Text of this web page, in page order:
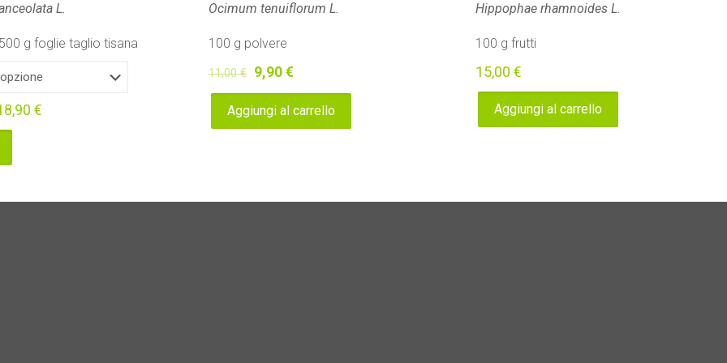
L.
g foglie taglio tisana
€
Ocimum tenuiflorum L.
100 g polvere
11,00€ Il
prezzo
originale
9,90€Il
prezzo
attuale
Aggiungi al carrello
Hippophae rhamnoides L.
100 g frutti
15,00 €
Aggiungi al carrello